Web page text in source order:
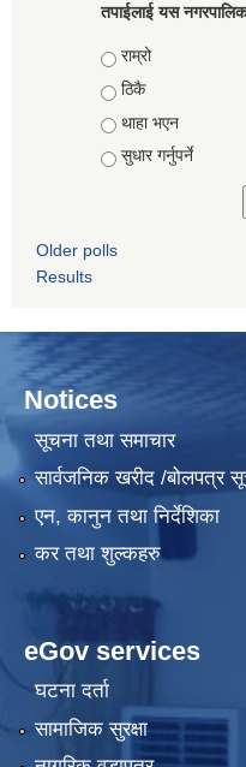
तपाईलाई यस
Choices
राम्रो
ठिकै
थाहा भएन
सुधार गर्नुपर्ने
Older polls
Results
Notices
सूचना तथा समाचार
सार्वजनिक खरीद /बोलपत्र
एन, कानुन तथा निर्देशिका
कर तथा शुल्कहरु
eGov services
घटना दर्ता
सामाजिक सुरक्षा